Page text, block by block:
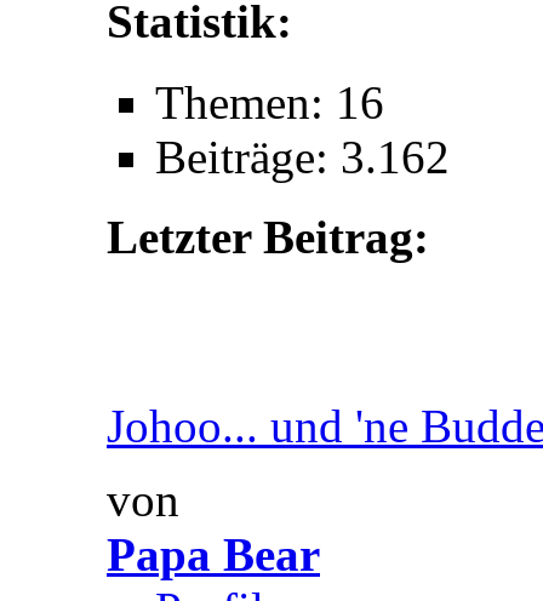
Statistik:
Themen: 16
Beiträge: 3.162
Letzter Beitrag:
Johoo... und 'ne
von
Papa Bear